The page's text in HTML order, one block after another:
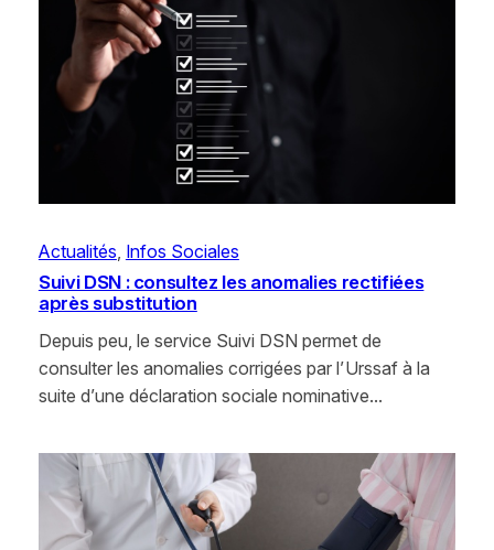
Actualités, Infos Sociales
Suivi DSN : consultez les anomalies rectifiées
après substitution
Depuis peu, le service Suivi DSN permet de
consulter les anomalies corrigées par l’Urssaf à la
suite d’une déclaration sociale nominative…